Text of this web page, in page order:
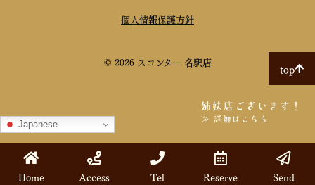
個人情報保護方針
© 2026 スコンター 名駅店 top
姉妹店ございます！
≫ 詳細はこちら
Japanese
Home Access Tel Reserve Send